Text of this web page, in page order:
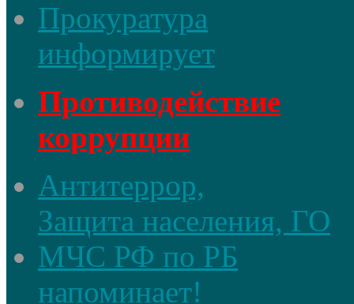
Прокуратура
информирует
Противодействие
коррупции
Антитеррор,
Защита населения, ГО
МЧС РФ по РБ
напоминает!